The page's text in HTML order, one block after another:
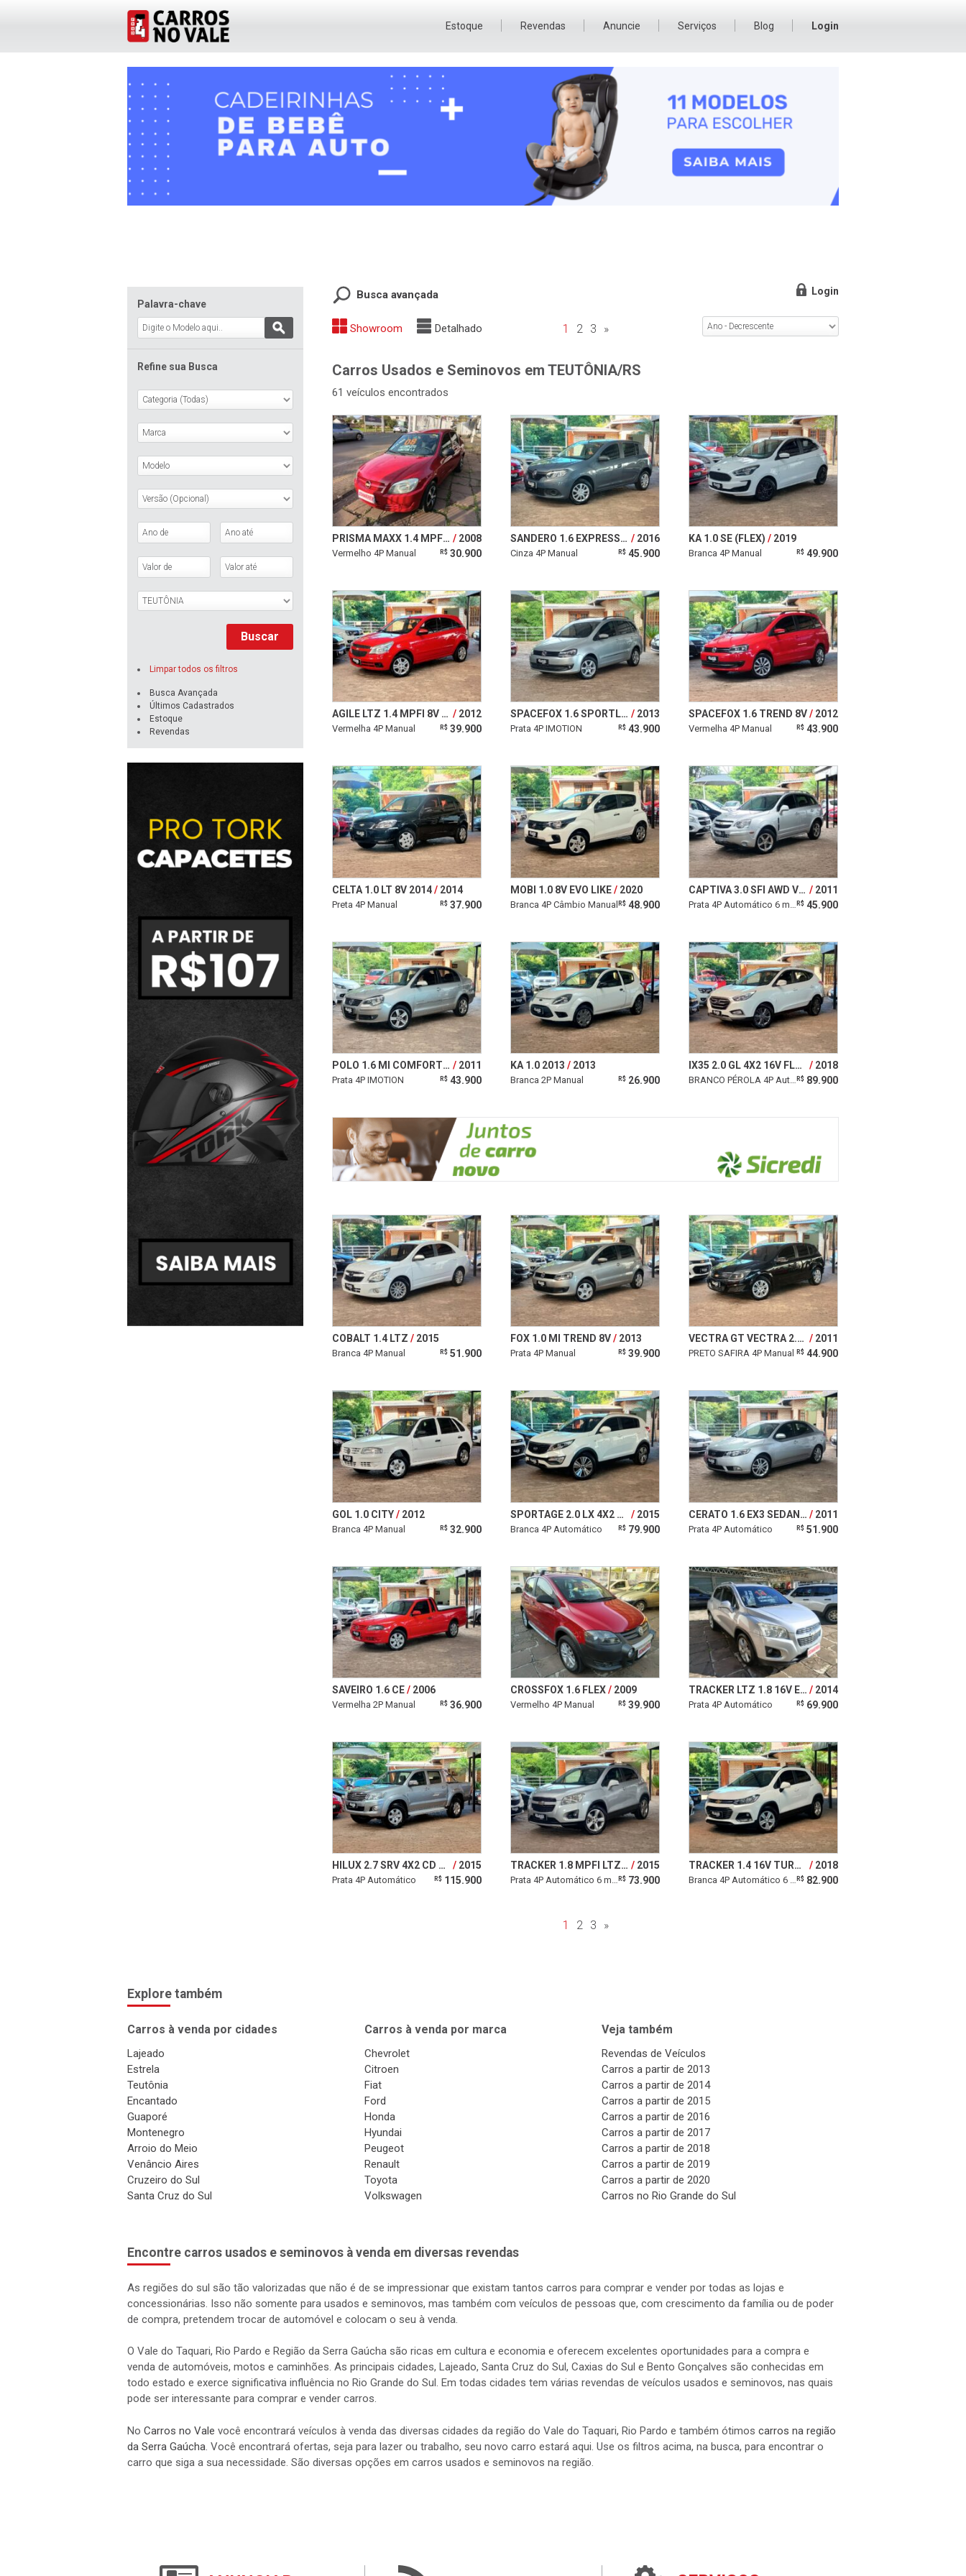
Estoque Revendas Anuncie Serviços Blog Login
Palavra-chave
Refine sua Busca
Limpar todos os filtros
Busca Avançada
Últimos Cadastrados
Estoque
Revendas
Login
Busca avançada
Showroom Detalhado 1 2 3 »
Carros Usados e Seminovos em TEUTÔNIA/RS
61 veículos encontrados
PRISMA MAXX 1.4 MPFI 8V ECONO.FLEX 2008
Vermelho 4P Manual R$ 30.900
SANDERO 1.6 EXPRESSION 16V FLEX 4P MANUAL 2016
Cinza 4P Manual R$ 45.900
KA 1.0 SE (FLEX) 2019
Branca 4P Manual R$ 49.900
AGILE LTZ 1.4 MPFI 8V FLEXPOWER 5P 2012
Vermelha 4P Manual R$ 39.900
SPACEFOX 1.6 SPORTLINE 8V 2013
Prata 4P IMOTION R$ 43.900
SPACEFOX 1.6 TREND 8V 2012
Vermelha 4P Manual R$ 43.900
CELTA 1.0 LT 8V 2014 2014
Preta 4P Manual R$ 37.900
MOBI 1.0 8V EVO LIKE 2020
Branca 4P Câmbio Manual R$ 48.900
CAPTIVA 3.0 SFI AWD V6 24V 2011
R$ 45.900
POLO 1.6 MI COMFORTLINE 8V 2011
Prata 4P IMOTION R$ 43.900
KA 1.0 2013 2013
Branca 2P Manual R$ 26.900
IX35 2.0 GL 4X2 16V FLEX 4P AUTOMÁTICO 2018
R$ 89.900
COBALT 1.4 LTZ 2015
Branca 4P Manual R$ 51.900
FOX 1.0 MI TREND 8V 2013
Prata 4P Manual R$ 39.900
VECTRA GT VECTRA 2.0 MPFI GT HATCH 8V FLEX 4P MANUAL 2011
PRETO SAFIRA 4P Manual R$ 44.900
GOL 1.0 CITY 2012
Branca 4P Manual R$ 32.900
SPORTAGE 2.0 LX 4X2 16V FLEX 4P AUTOMÁTICO 2015
Branca 4P Automático R$ 79.900
CERATO 1.6 EX3 SEDAN 16V GASOLINA 4P AUTOMÁTICO 2011
Prata 4P Automático R$ 51.900
SAVEIRO 1.6 CE 2006
Vermelha 2P Manual R$ 36.900
CROSSFOX 1.6 FLEX 2009
Vermelho 4P Manual R$ 39.900
TRACKER LTZ 1.8 16V ECOTEC 2014
Prata 4P Automático R$ 69.900
HILUX 2.7 SRV 4X2 CD 16V FLEX 4P AUTOMÁTICO 2015
Prata 4P Automático R$ 115.900
TRACKER 1.8 MPFI LTZ 4X2 16V FLEX 4P AUTOMÁTICO 2015
R$ 73.900
TRACKER 1.4 16V TURBO LT 2018
R$ 82.900
1 2 3 »
Explore também
Carros à venda por cidades
Lajeado
Estrela
Teutônia
Encantado
Guaporé
Montenegro
Arroio do Meio
Venâncio Aires
Cruzeiro do Sul
Santa Cruz do Sul
Carros à venda por marca
Chevrolet
Citroen
Fiat
Ford
Honda
Hyundai
Peugeot
Renault
Toyota
Volkswagen
Veja também
Revendas de Veículos
Carros a partir de 2013
Carros a partir de 2014
Carros a partir de 2015
Carros a partir de 2016
Carros a partir de 2017
Carros a partir de 2018
Carros a partir de 2019
Carros a partir de 2020
Carros no Rio Grande do Sul
Encontre carros usados e seminovos à venda em diversas revendas
As regiões do sul são tão valorizadas que não é de se impressionar que existam tantos carros para comprar e vender por todas as lojas e
concessionárias. Isso não somente para usados e seminovos, mas também com veículos de pessoas que, com crescimento da família ou de poder
de compra, pretendem trocar de automóvel e colocam o seu à venda.
O Vale do Taquari, Rio Pardo e Região da Serra Gaúcha são ricas em cultura e economia e oferecem excelentes oportunidades para a compra e
venda de automóveis, motos e caminhões. As principais cidades, Lajeado, Santa Cruz do Sul, Caxias do Sul e Bento Gonçalves são conhecidas em
todo estado e exerce significativa influência no Rio Grande do Sul. Em todas cidades tem várias revendas de veículos usados e seminovos, nas quais
pode ser interessante para comprar e vender carros.
No Carros no Vale você encontrará veículos à venda das diversas cidades da região do Vale do Taquari, Rio Pardo e também ótimos carros na região
da Serra Gaúcha . Você encontrará ofertas, seja para lazer ou trabalho, seu novo carro estará aqui. Use os filtros acima, na busca, para encontrar o
carro que siga a sua necessidade. São diversas opções em carros usados e seminovos na região.